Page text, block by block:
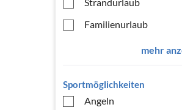
Familienurlaub
mehr
Sportmöglichkeiten
Angeln